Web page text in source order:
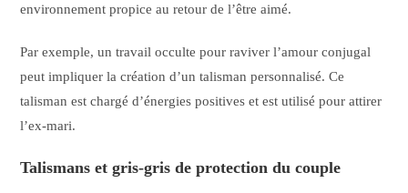
environnement propice au retour de l’être aimé.
Par exemple, un travail occulte pour raviver l’amour conjugal
peut impliquer la création d’un talisman personnalisé. Ce
talisman est chargé d’énergies positives et est utilisé pour attirer
l’ex-mari.
Talismans et gris-gris de protection du couple